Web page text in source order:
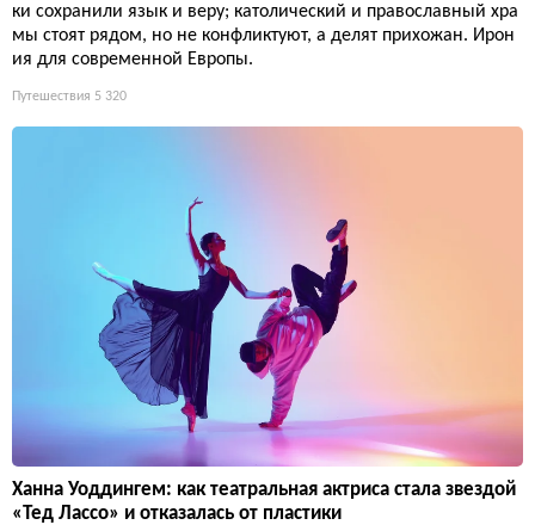
ки сохранили язык и веру; католический и православный хра
мы стоят рядом, но не конфликтуют, а делят прихожан. Ирон
ия для современной Европы.
Путешествия 5 320
Ханна Уоддингем: как театральная актриса стала звездой
«Тед Лассо» и отказалась от пластики